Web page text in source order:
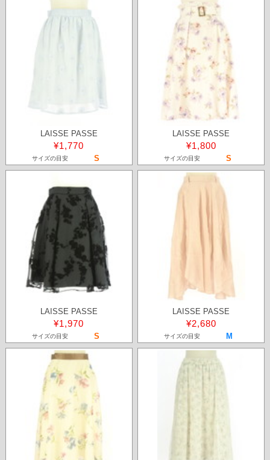
LAISSE PASSE
¥1,770
サイズの目安 S
LAISSE PASSE
¥1,800
サイズの目安 S
LAISSE PASSE
¥1,970
サイズの目安 S
LAISSE PASSE
¥2,680
サイズの目安 M